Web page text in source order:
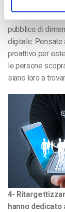
alla vostra
pubblico di
digitale. Pensate
proattivo per
le persone
siano loro a
4-
hanno